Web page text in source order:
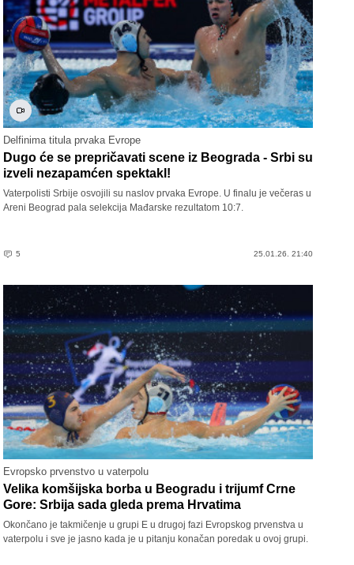
Delfinima titula prvaka Evrope
Dugo će se prepričavati scene iz Beograda - Srbi su
izveli nezapamćen spektakl!
Vaterpolisti Srbije osvojili su naslov prvaka Evrope. U finalu je večeras u
Areni Beograd pala selekcija Mađarske rezultatom 10:7.
5 25.01.26. 21:40
Evropsko prvenstvo u vaterpolu
Velika komšijska borba u Beogradu i trijumf Crne
Gore: Srbija sada gleda prema Hrvatima
Okončano je takmičenje u grupi E u drugoj fazi Evropskog prvenstva u
vaterpolu i sve je jasno kada je u pitanju konačan poredak u ovoj grupi.